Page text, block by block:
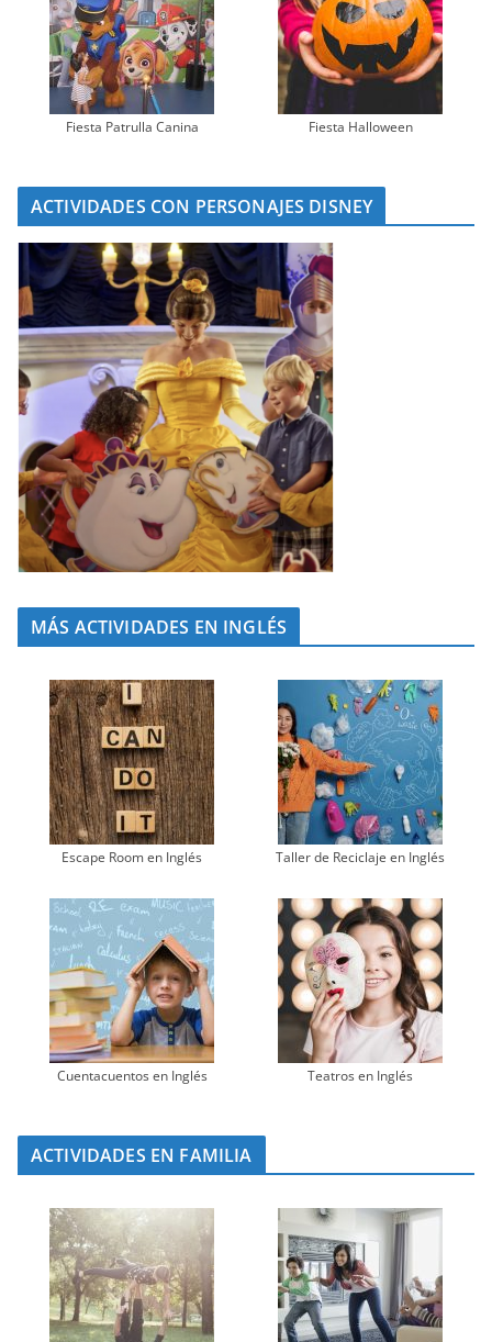
Fiesta Patrulla Canina Fiesta Halloween
ACTIVIDADES CON PERSONAJES DISNEY
MÁS ACTIVIDADES EN INGLÉS
Escape Room en Inglés Taller de Reciclaje en Inglés
Cuentacuentos en Inglés Teatros en Inglés
ACTIVIDADES EN FAMILIA